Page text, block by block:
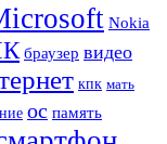
Nokia
браузер видео
кпк мать
ос память